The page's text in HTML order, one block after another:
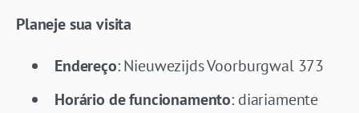
Planeje sua visita
Endereço: Nieuwezijds Voorburgwal 373
Horário de funcionamento: diariamente